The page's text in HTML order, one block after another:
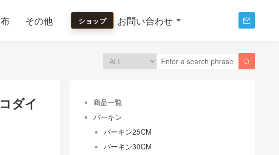
その他 ショップ お問い合わせ 

ダイ
商品一覧
バーキン
バーキン25CM
バーキン30CM